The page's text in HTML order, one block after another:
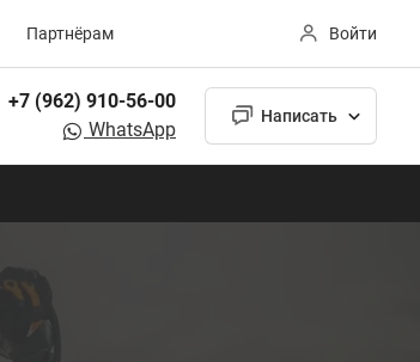
Партнёрам Войти
+7 (962) 910-56-00
WhatsApp
Написать